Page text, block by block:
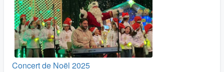
Concert de Noël 2025